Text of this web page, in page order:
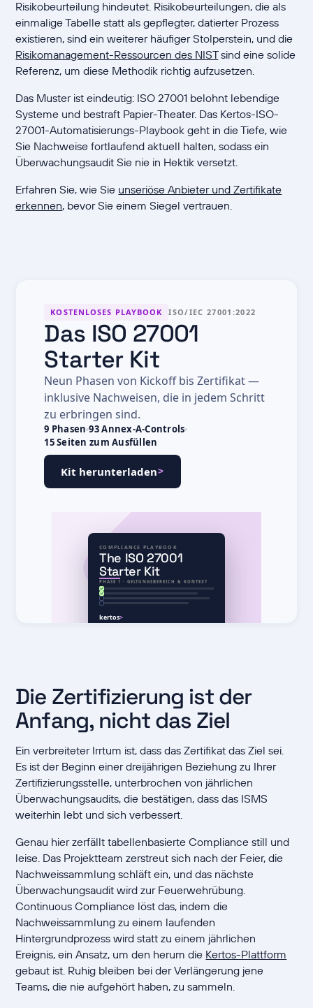
Risikobeurteilung hindeutet. Risikobeurteilungen, die als
einmalige Tabelle statt als gepflegter, datierter Prozess
existieren, sind ein weiterer häufiger Stolperstein, und die
Risikomanagement-Ressourcen des NISTsind eine solide
Referenz, um diese Methodik richtig aufzusetzen.
Das Muster ist eindeutig: ISO 27001 belohnt lebendige
Systeme und bestraft Papier-Theater. Das Kertos-ISO-
27001-Automatisierungs-Playbook geht in die Tiefe, wie
Sie Nachweise fortlaufend aktuell halten, sodass ein
Überwachungsaudit Sie nie in Hektik versetzt.
Erfahren Sie, wie Sie unseriöse Anbieter und Zertifikate
erkennen, bevor Sie einem Siegel vertrauen.
KOSTENLOSES PLAYBOOK ISO/IEC 27001:2022
Das ISO 27001
Starter Kit
Neun Phasen von Kickoff bis Zertifikat —
inklusive Nachweisen, die in jedem Schritt
zu erbringen sind.
9 Phasen 93 Annex-A-Controls
15 Seiten zum Ausfüllen
Kit herunterladen>
COMPLIANCE PLAYBOOK
The ISO 27001
Starter Kit
PHASE 1 · GELTUNGSBEREICH & KONTEXT
kertos>
Die Zertifizierung ist der
Anfang, nicht das Ziel
Ein verbreiteter Irrtum ist, dass das Zertifikat das Ziel sei.
Es ist der Beginn einer dreijährigen Beziehung zu Ihrer
Zertifizierungsstelle, unterbrochen von jährlichen
Überwachungsaudits, die bestätigen, dass das ISMS
weiterhin lebt und sich verbessert.
Genau hier zerfällt tabellenbasierte Compliance still und
leise. Das Projektteam zerstreut sich nach der Feier, die
Nachweissammlung schläft ein, und das nächste
Überwachungsaudit wird zur Feuerwehrübung.
Continuous Compliance löst das, indem die
Nachweissammlung zu einem laufenden
Hintergrundprozess wird statt zu einem jährlichen
Ereignis, ein Ansatz, um den herum die Kertos-Plattform
gebaut ist. Ruhig bleiben bei der Verlängerung jene
Teams, die nie aufgehört haben, zu sammeln.